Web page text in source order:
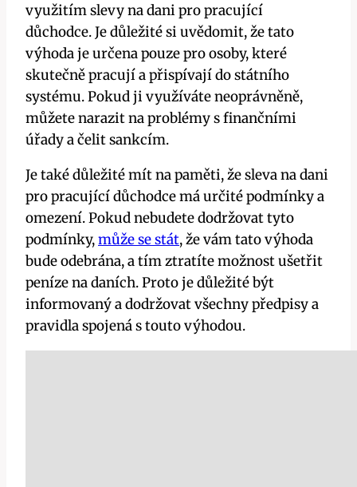
využitím slevy na dani pro pracující
důchodce. Je důležité si uvědomit, že tato
výhoda je určena pouze pro osoby, které
skutečně pracují a přispívají do státního
systému. Pokud ji využíváte neoprávněně,
můžete narazit na problémy s finančními
úřady a čelit sankcím.
Je také důležité mít na paměti, že sleva na dani
pro pracující důchodce má určité podmínky a
omezení. Pokud nebudete dodržovat tyto
podmínky,může se stát, že vám tato výhoda
bude odebrána, a tím ztratíte možnost ušetřit
peníze na daních. Proto je důležité být
informovaný a dodržovat všechny předpisy a
pravidla spojená s touto výhodou.